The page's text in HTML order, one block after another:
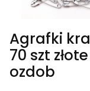
Agrafki
70 szt
ozdob